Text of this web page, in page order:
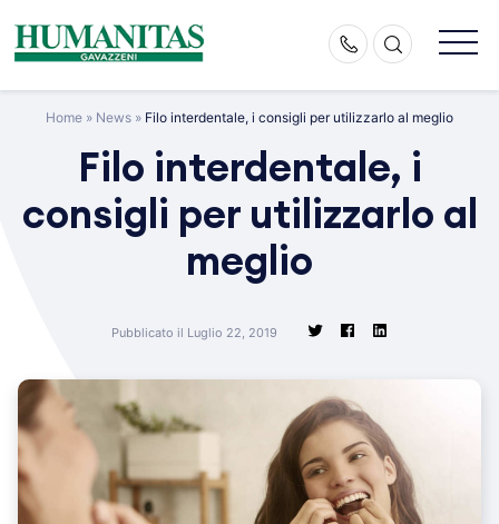
content
Home » News » Filo interdentale, i consigli per utilizzarlo al meglio
Filo interdentale, i
consigli per utilizzarlo al
meglio
Pubblicato il Luglio 22, 2019